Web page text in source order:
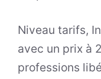
Niveau tarifs,
avec un prix à
professions